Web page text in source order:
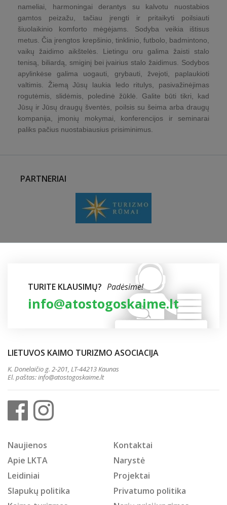
nameliai, harmoningai derantys su kalvotu nuostabios
gamtos peizažu, tačiau įrengti ir pritaikyti poilsiauti
šiuolaikinio komforto mėgėjams. Sodyba veikia ištisus
metus. Čia įrengtos krepšinio, tinklinio, futbolo, badmintono,
vaikų žaidimo aikštelės. Lietingu oru galima žaisti stalo
tenisą, biliardą, smiginį bei įvairius stalo žaidimus. Sodybos
apylinkėse galima uogauti, grybauti, žvejoti, paplaukioti
valtimis. Žiemą Jūsų laukia ledo ritulys, pasivažinėjimas
rogutėmis, slidėmis, poledinė žūklė. Galite būti tikri, kad
Jūsų ir Jūsų draugų šventės, poilsis su šeima arba draugų
kompanija, įmonių mokymai, konferencijos ir seminarai
paliks pačius nuostabiausius prisiminimus.
PARTNERIAI
TURITE KLAUSIMŲ? Padėsime!
info@atostogoskaime.lt
LIETUVOS KAIMO TURIZMO ASOCIACIJA
K. Donelaičio g. 2-201, LT-44213 Kaunas
El. paštas:info@atostogoskaime.lt
Naujienos
Kontaktai
Apie LKTA
Narystė
Leidiniai
Projektai
Slapukų politika
Privatumo politika